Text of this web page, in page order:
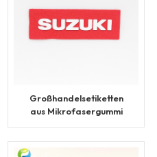
Großhandelsetiketten
aus Mikrofasergummi